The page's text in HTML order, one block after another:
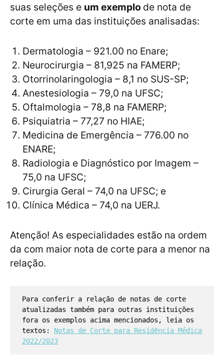
suas seleções e um exemplo de nota de
corte em uma das instituições analisadas:
Dermatologia – 921.00 no Enare;
Neurocirurgia – 81,925 na FAMERP;
Otorrinolaringologia – 8,1 no SUS-SP;
Anestesiologia – 79,0 na UFSC;
Oftalmologia – 78,8 na FAMERP;
Psiquiatria – 77,27 no HIAE;
Medicina de Emergência – 776.00 no
ENARE;
Radiologia e Diagnóstico por Imagem –
75,0 na UFSC;
Cirurgia Geral – 74,0 na UFSC; e
Clínica Médica – 74,0 na UERJ.
Atenção! As especialidades estão na ordem
da com maior nota de corte para a menor na
relação.
Para conferir a relação de notas de corte
atualizadas também para outras instituições
fora os exemplos acima mencionados, leia os
textos: Notas de Corte para Residência Médica
2022/2023